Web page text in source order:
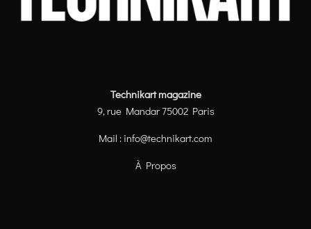
Technikart magazine
9, rue Mandar 75002 Paris
Mail : info@technikart.com
À Propos